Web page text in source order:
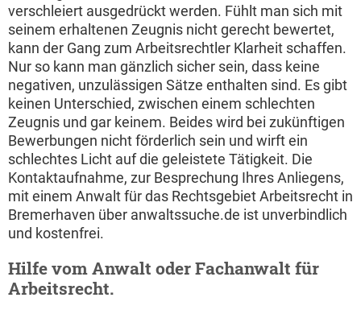
verschleiert ausgedrückt werden. Fühlt man sich mit
seinem erhaltenen Zeugnis nicht gerecht bewertet,
kann der Gang zum Arbeitsrechtler Klarheit schaffen.
Nur so kann man gänzlich sicher sein, dass keine
negativen, unzulässigen Sätze enthalten sind. Es gibt
keinen Unterschied, zwischen einem schlechten
Zeugnis und gar keinem. Beides wird bei zukünftigen
Bewerbungen nicht förderlich sein und wirft ein
schlechtes Licht auf die geleistete Tätigkeit. Die
Kontaktaufnahme, zur Besprechung Ihres Anliegens,
mit einem Anwalt für das Rechtsgebiet Arbeitsrecht in
Bremerhaven über anwaltssuche.de ist unverbindlich
und kostenfrei.
Hilfe vom Anwalt oder Fachanwalt für
Arbeitsrecht.